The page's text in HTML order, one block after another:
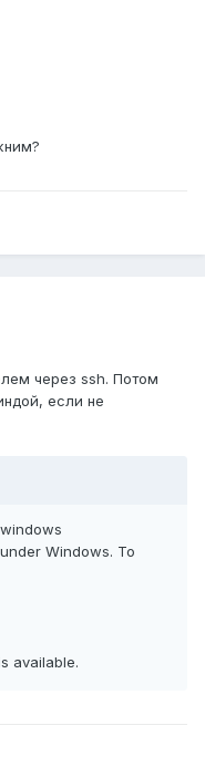
через ssh. Потом
если не
Windows. To
available.